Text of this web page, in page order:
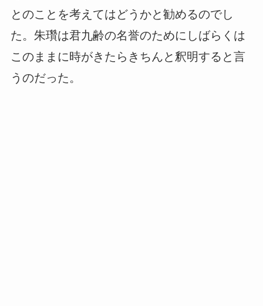
とのことを考えてはどうかと勧めるのでし
た。朱瓚は君九齢の名誉のためにしばらくは
このままに時がきたらきちんと釈明すると言
うのだった。